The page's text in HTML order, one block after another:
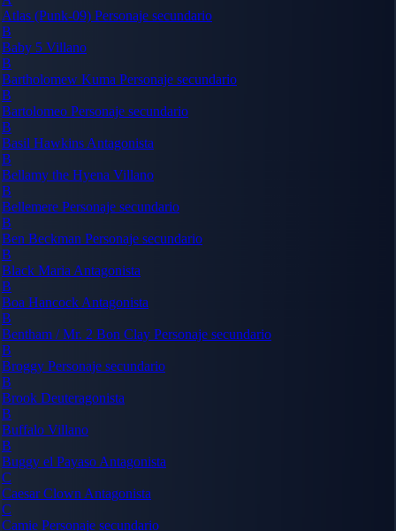
Atlas (Punk-09) Personaje secundario
B
Baby 5 Villano
B
Bartholomew Kuma Personaje secundario
B
Bartolomeo Personaje secundario
B
Basil Hawkins Antagonista
B
Bellamy the Hyena Villano
B
Bellemere Personaje secundario
B
Ben Beckman Personaje secundario
B
Black Maria Antagonista
B
Boa Hancock Antagonista
B
Bentham / Mr. 2 Bon Clay Personaje secundario
B
Broggy Personaje secundario
B
Brook Deuteragonista
B
Buffalo Villano
B
Buggy el Payaso Antagonista
C
Caesar Clown Antagonista
C
Camie Personaje secundario